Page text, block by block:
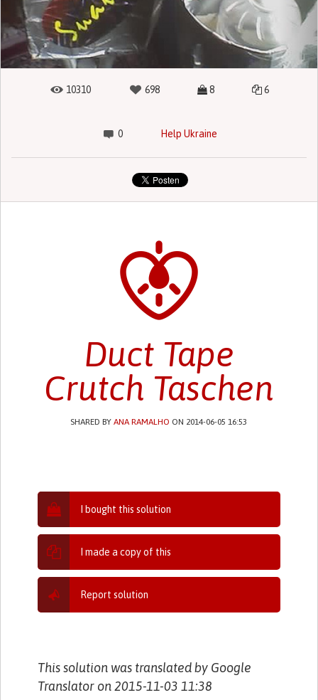
10310 698 8 6
0 Help Ukraine
Duct Tape
Crutch Taschen
SHARED BYANA RAMALHO ON 2014-06-05 16:53
I bought this solution
I made a copy of this
Report solution
This solution was translated by Google
Translator on 2015-11-03 11:38